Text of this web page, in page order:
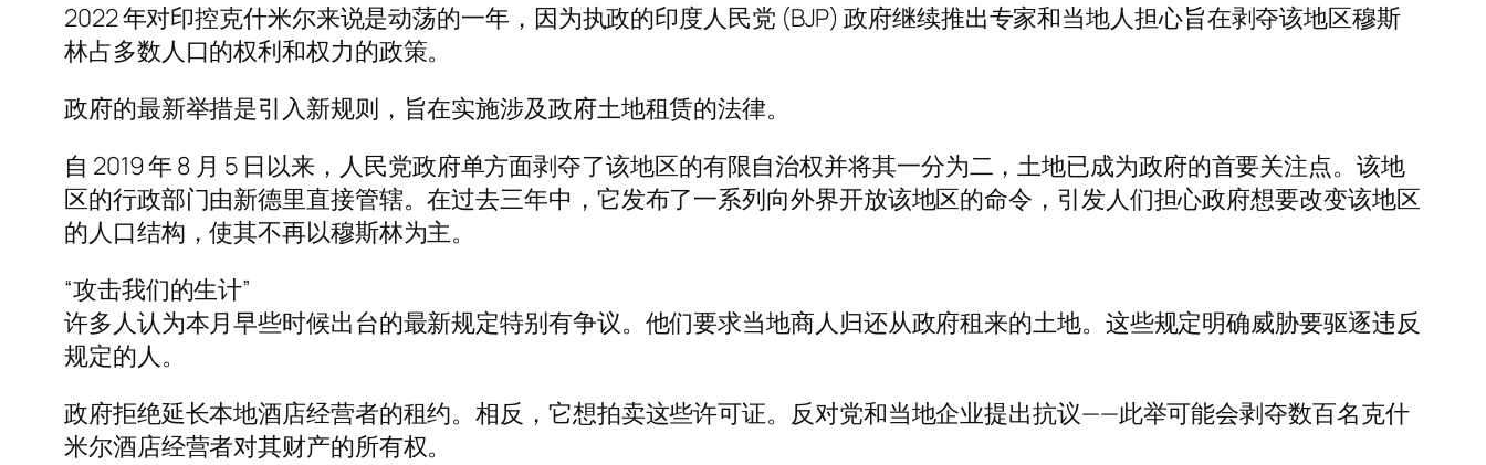
2022 年对印控克什米尔来说是动荡的一年，因为执政的印度人民党 (BJP) 政府继续推出专家和当地人担心旨在剥夺该地区穆斯
林占多数人口的权利和权力的政策。
政府的最新举措是引入新规则，旨在实施涉及政府土地租赁的法律。
自 2019 年 8 月 5 日以来，人民党政府单方面剥夺了该地区的有限自治权并将其一分为二，土地已成为政府的首要关注点。该地
区的行政部门由新德里直接管辖。在过去三年中，它发布了一系列向外界开放该地区的命令，引发人们担心政府想要改变该地区
的人口结构，使其不再以穆斯林为主。
“攻击我们的生计”
许多人认为本月早些时候出台的最新规定特别有争议。他们要求当地商人归还从政府租来的土地。这些规定明确威胁要驱逐违反
规定的人。
政府拒绝延长本地酒店经营者的租约。相反，它想拍卖这些许可证。反对党和当地企业提出抗议——此举可能会剥夺数百名克什
米尔酒店经营者对其财产的所有权。